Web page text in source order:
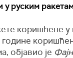
руским
коришћене у
објавио је